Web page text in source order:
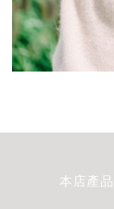
本店產